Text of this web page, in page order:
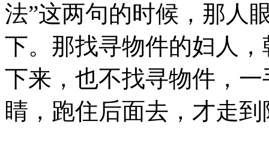
法”这两句的时候，那人
下。那找寻物件的妇人
下来，也不找寻物件，
睛，跑住后面去，才走